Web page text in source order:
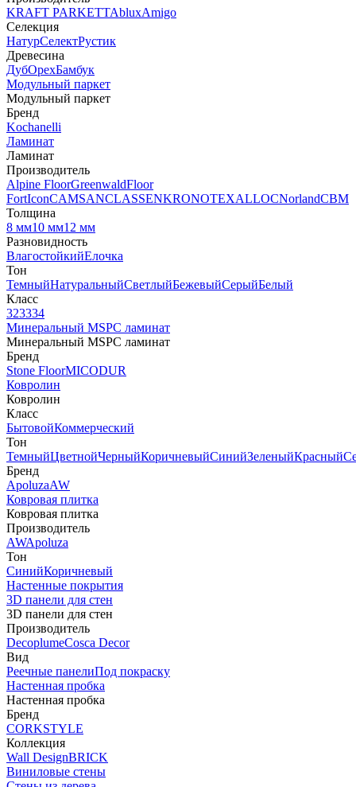
KRAFT PARKETTAbluxAmigo
Селекция
НатурСелектРустик
Древесина
ДубОрехБамбук
Модульный паркет
Модульный паркет
Бренд
Kochanelli
Ламинат
Ламинат
Производитель
Alpine FloorGreenwaldFloor
FortIconCAMSANCLASSENKRONOTEXALLOCNorlandCBM
Толщина
8 мм10 мм12 мм
Разновидность
ВлагостойкийЕлочка
Тон
ТемныйНатуральныйСветлыйБежевыйСерыйБелый
Класс
323334
Минеральный MSPC ламинат
Минеральный MSPC ламинат
Бренд
Stone FloorMICODUR
Ковролин
Ковролин
Класс
БытовойКоммерческий
Тон
ТемныйЦветнойЧерныйКоричневыйСинийЗеленыйКрасный
Бренд
ApoluzaAW
Ковровая плитка
Ковровая плитка
Производитель
AWApoluza
Тон
СинийКоричневый
Настенные покрытия
3D панели для стен
3D панели для стен
Производитель
DecoplumeCosca Decor
Вид
Реечные панелиПод покраску
Настенная пробка
Настенная пробка
Бренд
CORKSTYLE
Коллекция
Wall DesignBRICK
Виниловые стены